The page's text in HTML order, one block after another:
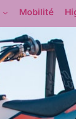
Mobilité